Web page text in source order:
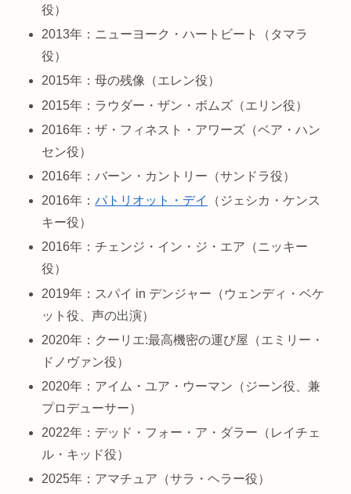
役）
2013年：ニューヨーク・ハートビート（タマラ
役）
2015年：母の残像（エレン役）
2015年：ラウダー・ザン・ボムズ（エリン役）
2016年：ザ・フィネスト・アワーズ（ベア・ハン
セン役）
2016年：バーン・カントリー（サンドラ役）
2016年：パトリオット・デイ
（ジェシカ・ケンス
キー役）
2016年：チェンジ・イン・ジ・エア（ニッキー
役）
2019年：スパイ in デンジャー（ウェンディ・ベケ
ット役、声の出演）
2020年：クーリエ:最高機密の運び屋（エミリー・
ドノヴァン役）
2020年：アイム・ユア・ウーマン（ジーン役、兼
プロデューサー）
2022年：デッド・フォー・ア・ダラー（レイチェ
ル・キッド役）
2025年：アマチュア（サラ・ヘラー役）